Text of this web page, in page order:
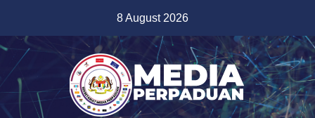
content
8 August 2026